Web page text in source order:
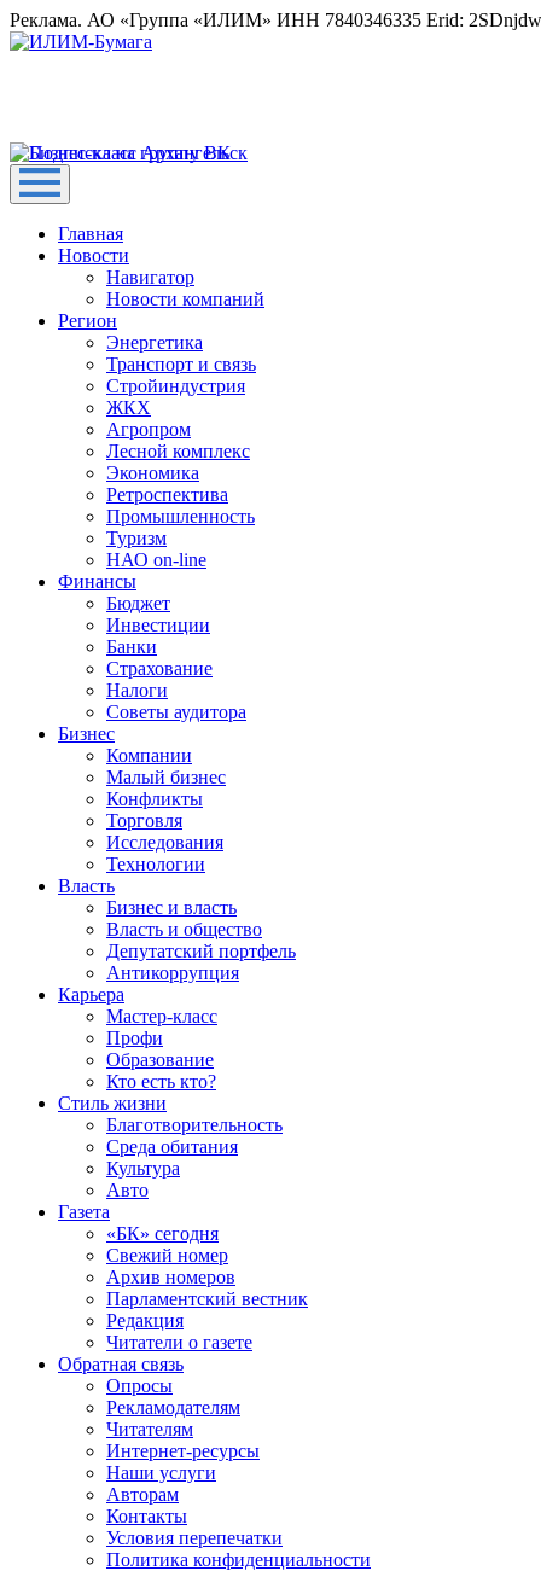
Реклама. АО «Группа «ИЛИМ» ИНН 7840346335 Erid:
Главная
Новости
Навигатор
Новости компаний
Регион
Энергетика
Транспорт и связь
Стройиндустрия
ЖКХ
Агропром
Лесной комплекс
Экономика
Ретроспектива
Промышленность
Туризм
НАО on-line
Финансы
Бюджет
Инвестиции
Банки
Страхование
Налоги
Советы аудитора
Бизнес
Компании
Малый бизнес
Конфликты
Торговля
Исследования
Технологии
Власть
Бизнес и власть
Власть и общество
Депутатский портфель
Антикоррупция
Карьера
Мастер-класс
Профи
Образование
Кто есть кто?
Стиль жизни
Благотворительность
Среда обитания
Культура
Авто
Газета
«БК» сегодня
Свежий номер
Архив номеров
Парламентский вестник
Редакция
Читатели о газете
Обратная связь
Опросы
Рекламодателям
Читателям
Интернет-ресурсы
Наши услуги
Авторам
Контакты
Условия перепечатки
Политика конфиденциальности